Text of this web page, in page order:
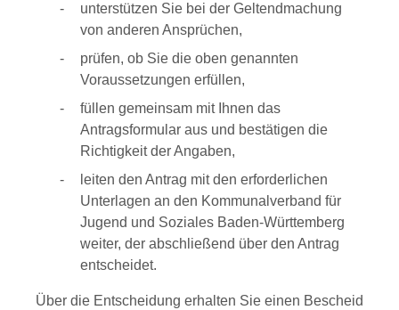
unterstützen Sie bei der Geltendmachung
von anderen Ansprüchen,
prüfen, ob Sie die oben genannten
Voraussetzungen erfüllen,
füllen gemeinsam mit Ihnen das
Antragsformular aus und bestätigen die
Richtigkeit der Angaben,
leiten den Antrag mit den erforderlichen
Unterlagen an den Kommunalverband für
Jugend und Soziales Baden-Württemberg
weiter, der abschließend über den Antrag
entscheidet.
Über die Entscheidung erhalten Sie einen Bescheid